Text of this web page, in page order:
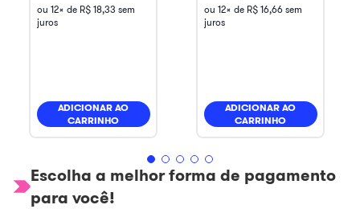
ou 12x de R$ 18,33 sem
juros
ADICIONAR AO
CARRINHO
ou 12x de R$ 16,66 sem
juros
ADICIONAR AO
CARRINHO
Escolha a melhor forma de pagamento
para você!